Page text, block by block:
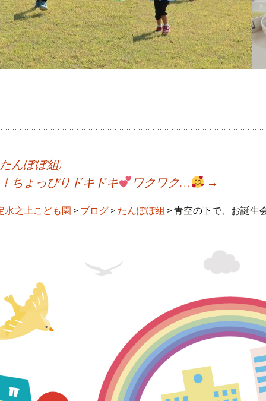
んぽぽ組)
ちょっぴりドキドキ
ワクワク… →
水之上こども園 > ブログ > たんぽぽ組 >青空の下で、お誕生